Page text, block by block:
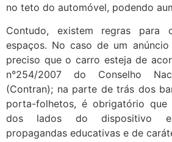
no teto do automóvel, podendo
Contudo, existem regras
espaços. No caso de um
preciso que o carro esteja de
n°254/2007 do Conselho
(Contran); na parte de trás dos
porta-folhetos, é obrigatório que
dos lados do dispositivo
propagandas educativas e de